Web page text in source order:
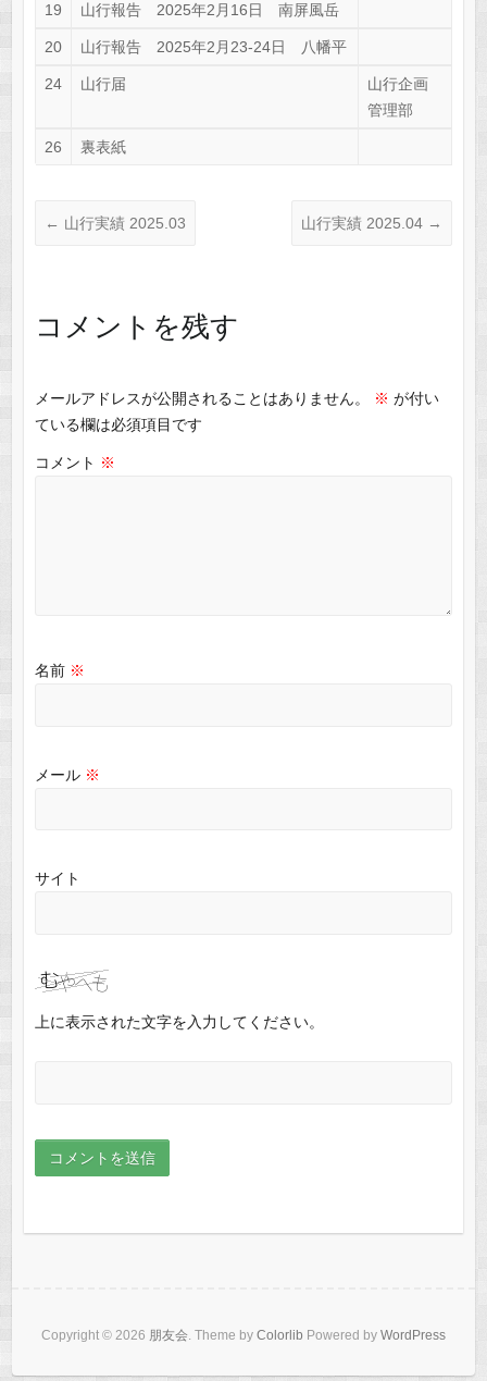
19 山行報告 2025年2月16日 南屏風岳
20 山行報告 2025年2月23-24日 八幡平
24 山行届
山行企画
管理部
26 裏表紙
← 山行実績 2025.03 山行実績 2025.04 →
コメントを残す
メールアドレスが公開されることはありません。 ※ が付い
ている欄は必須項目です
コメント ※
名前 ※
メール ※
サイト
上に表示された文字を入力してください。
Copyright © 2026 朋友会. Theme by Colorlib Powered by WordPress